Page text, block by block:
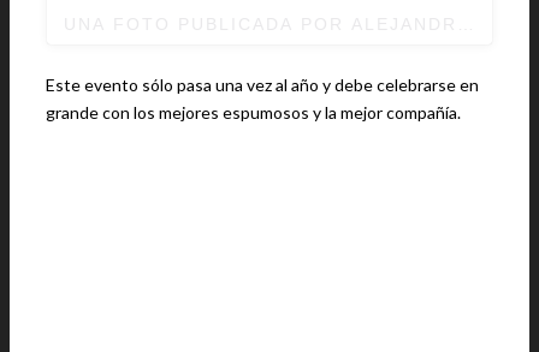
Este evento sólo pasa una vez al año y debe celebrarse en
grande con los mejores espumosos y la mejor compañía.